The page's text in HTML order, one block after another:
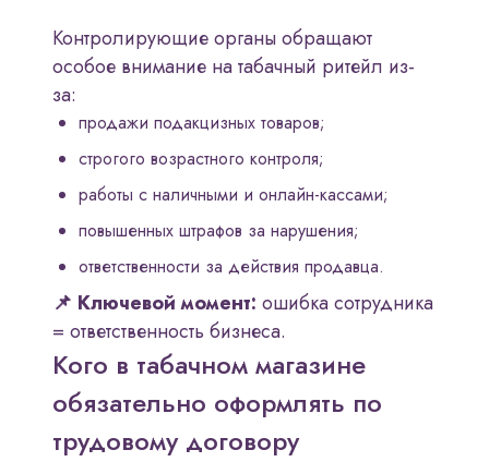
Контролирующие органы обращают
особое внимание на табачный ритейл из-
за:
продажи подакцизных товаров;
строгого возрастного контроля;
работы с наличными и онлайн-кассами;
повышенных штрафов за нарушения;
ответственности за действия продавца.
📌 Ключевой момент: ошибка сотрудника
= ответственность бизнеса.
Кого в табачном магазине
обязательно оформлять по
трудовому договору